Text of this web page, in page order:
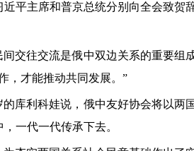
平主席和普京总统分别向全会致贺
交往交流是俄中双边关系的重要组
，才能推动共同发展。”
库利科娃说，俄中友好协会将以两
一代一代传承下去。